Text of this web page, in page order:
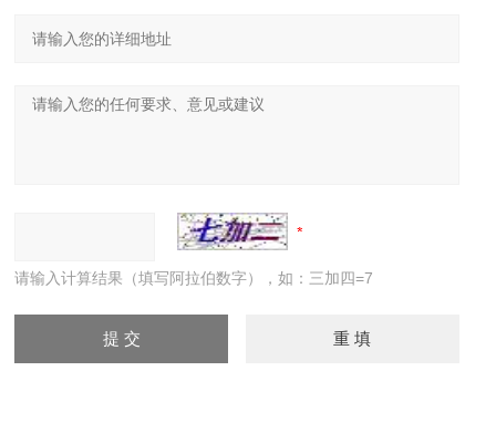
请输入计算结果（填写阿拉伯数字），如：三加四=7